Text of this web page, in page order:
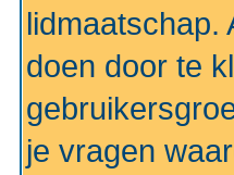
lidmaatschap.
doen door te
je vragen